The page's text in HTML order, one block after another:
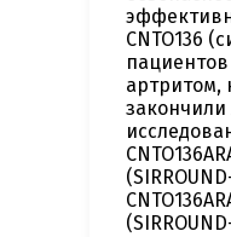
CNTO136
артритом,